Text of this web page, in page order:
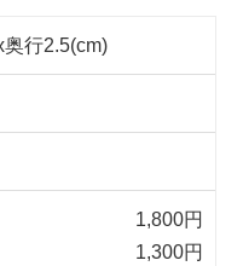
行2.5(cm)
1,800円
1,300円